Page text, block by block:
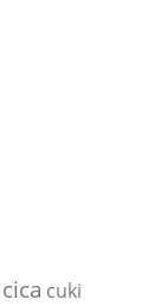
cica cuki